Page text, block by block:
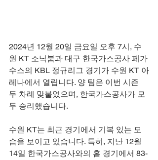
2024년 12월 20일 금요일 오후 7시, 수
원 KT 소닉붐과 대구 한국가스공사 페가
수스의 KBL 정규리그 경기가 수원 KT 아
레나에서 열립니다. 양 팀은 이번 시즌
두 차례 맞붙었으며, 한국가스공사가 모
두 승리했습니다.
수원 KT는 최근 경기에서 기복 있는 모
습을 보이고 있습니다. 특히, 지난 12월
14일 한국가스공사와의 홈 경기에서 83-